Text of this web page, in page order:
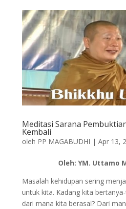
e
b
o
o
k
itt
er
at
s
A
p
p
ai
l
e
a
Meditasi Sarana
Kembali
oleh PP MAGABUDHI | Apr 13,
Oleh: YM. Uttamo
Masalah kehidupan sering
untuk kita. Kadang kita
dari mana kita berasal? Dari